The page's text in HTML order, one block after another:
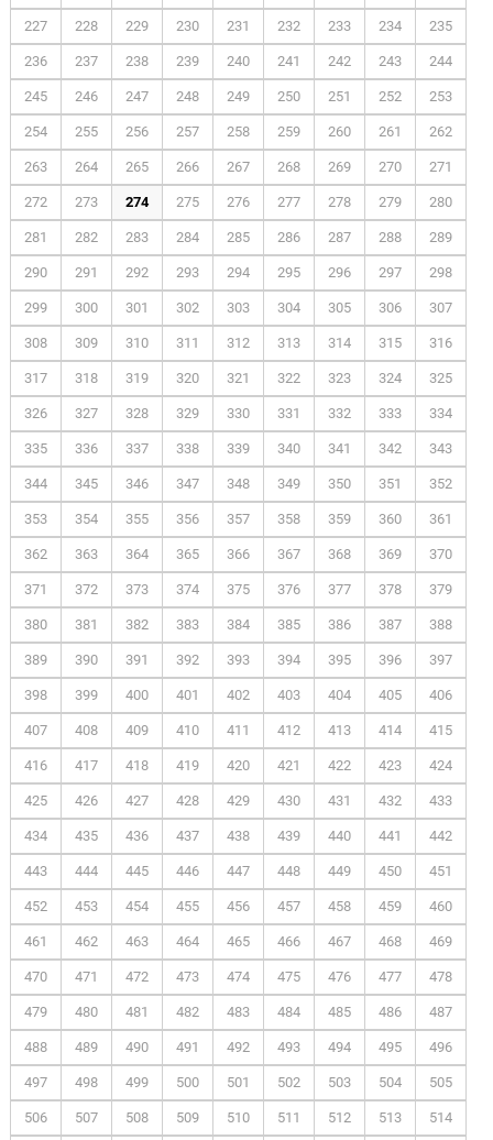
227 228 229 230 231 232 233 234 235
236 237 238 239 240 241 242 243 244
245 246 247 248 249 250 251 252 253
254 255 256 257 258 259 260 261 262
263 264 265 266 267 268 269 270 271
272 273 274 275 276 277 278 279 280
281 282 283 284 285 286 287 288 289
290 291 292 293 294 295 296 297 298
299 300 301 302 303 304 305 306 307
308 309 310 311 312 313 314 315 316
317 318 319 320 321 322 323 324 325
326 327 328 329 330 331 332 333 334
335 336 337 338 339 340 341 342 343
344 345 346 347 348 349 350 351 352
353 354 355 356 357 358 359 360 361
362 363 364 365 366 367 368 369 370
371 372 373 374 375 376 377 378 379
380 381 382 383 384 385 386 387 388
389 390 391 392 393 394 395 396 397
398 399 400 401 402 403 404 405 406
407 408 409 410 411 412 413 414 415
416 417 418 419 420 421 422 423 424
425 426 427 428 429 430 431 432 433
434 435 436 437 438 439 440 441 442
443 444 445 446 447 448 449 450 451
452 453 454 455 456 457 458 459 460
461 462 463 464 465 466 467 468 469
470 471 472 473 474 475 476 477 478
479 480 481 482 483 484 485 486 487
488 489 490 491 492 493 494 495 496
497 498 499 500 501 502 503 504 505
506 507 508 509 510 511 512 513 514